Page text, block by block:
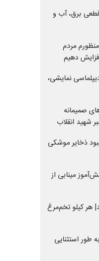
برق، آب و
مردم
دهیم
نمایشی،
صمیمانه
شهید انقلاب
ذخایر موشکی
مینابی از
هر کیلو تخم‌مرغ
طور استثنایی